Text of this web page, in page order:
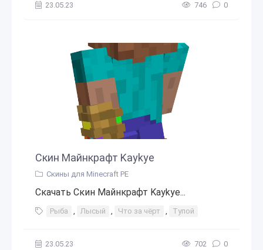
23.05.23 746 0
Скин Майнкрафт Kaykye
Скины для Minecraft PE
Скачать Скин Майнкрафт Kaykye...
Рыба , Лысый , Что за чёрт , Тупой
23.05.23 702 0